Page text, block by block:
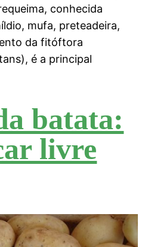
conhecida
mufa, preteadeira,
da fitóftora
é a principal
batata:
livre